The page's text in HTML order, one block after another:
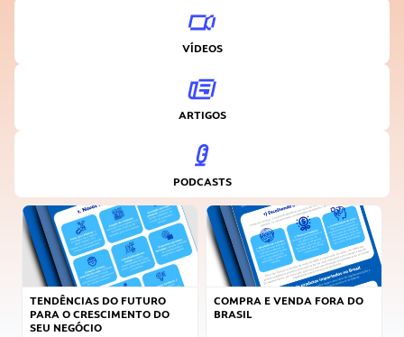
VÍDEOS
ARTIGOS
PODCASTS
TENDÊNCIAS DO FUTURO
PARA O CRESCIMENTO DO
SEU NEGÓCIO
COMPRA E VENDA FORA DO
BRASIL